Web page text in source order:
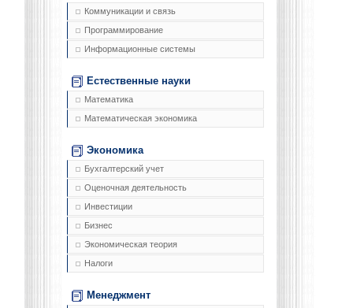
Коммуникации и связь
Программирование
Информационные системы
Естественные науки
Математика
Математическая экономика
Экономика
Бухгалтерский учет
Оценочная деятельность
Инвестиции
Бизнес
Экономическая теория
Налоги
Менеджмент